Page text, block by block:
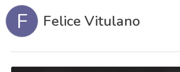
F Felice Vitulano